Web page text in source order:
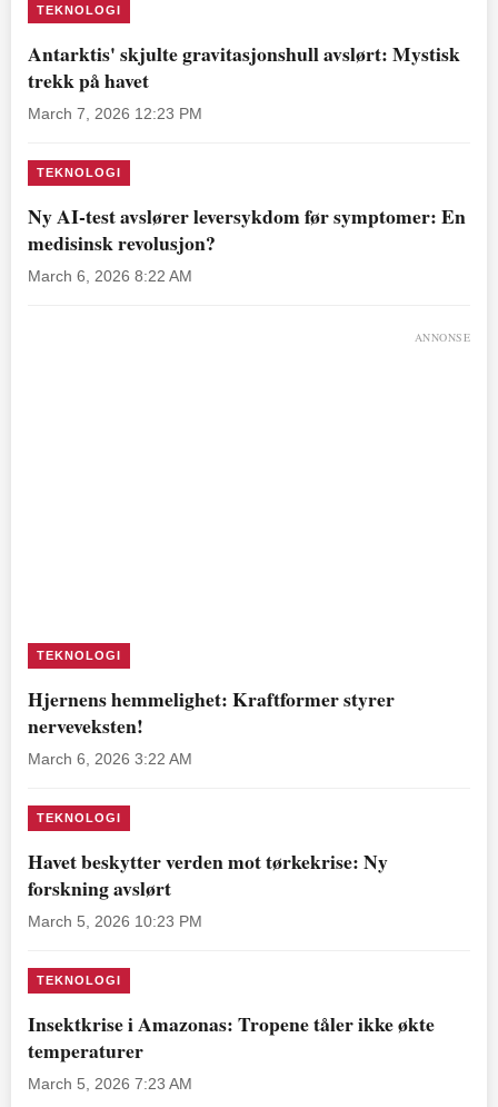
TEKNOLOGI
Antarktis' skjulte gravitasjonshull avslørt: Mystisk
trekk på havet
March 7, 2026 12:23 PM
TEKNOLOGI
Ny AI-test avslører leversykdom før symptomer: En
medisinsk revolusjon?
March 6, 2026 8:22 AM
ANNONSE
TEKNOLOGI
Hjernens hemmelighet: Kraftformer styrer
nerveveksten!
March 6, 2026 3:22 AM
TEKNOLOGI
Havet beskytter verden mot tørkekrise: Ny
forskning avslørt
March 5, 2026 10:23 PM
TEKNOLOGI
Insektkrise i Amazonas: Tropene tåler ikke økte
temperaturer
March 5, 2026 7:23 AM